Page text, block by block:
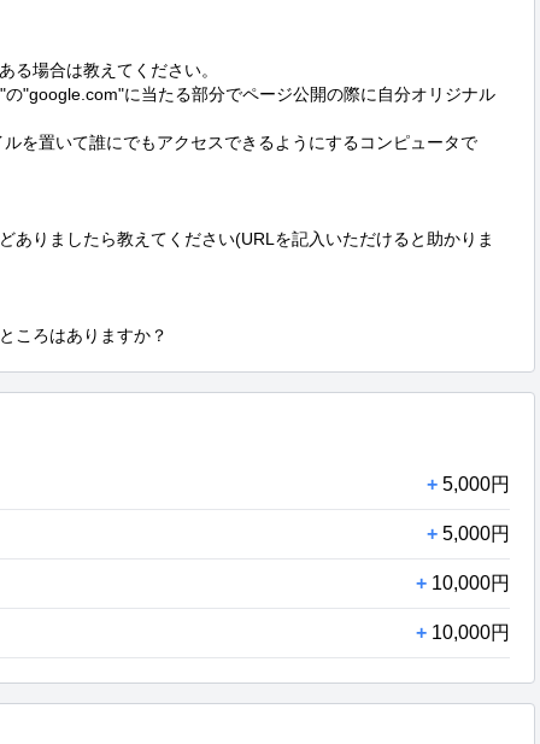
る場合は教えてください。
"google.com"に当たる部分でページ公開の際に自分オリジナル
を置いて誰にでもアクセスできるようにするコンピュータで
ありましたら教えてください(URLを記入いただけると助かりま
ころはありますか？
+ 5,000円
+ 5,000円
+ 10,000円
+ 10,000円